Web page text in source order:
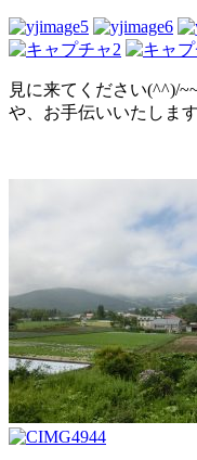
見に来てください(^^)/
や、お手伝いいたします